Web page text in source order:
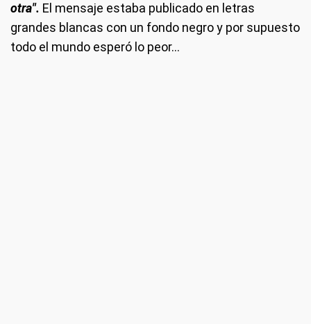
otra". El mensaje estaba publicado en letras
grandes blancas con un fondo negro y por supuesto
todo el mundo esperó lo peor...